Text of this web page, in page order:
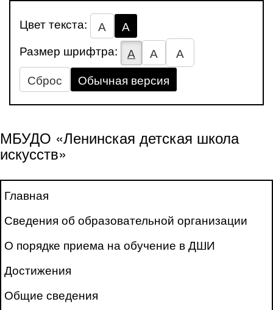
Цвет текста: А
А
Размер шрифтра:
А А
А
Сброс
Обычная версия
МБУДО «Ленинская детская школа
искусств»
Главная
Сведения об образовательной организации
О порядке приема на обучение в ДШИ
Достижения
Общие сведения